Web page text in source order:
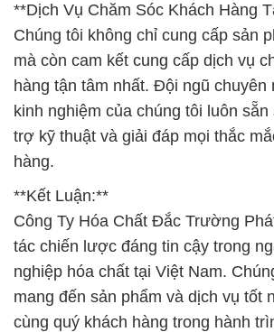
**Dịch Vụ Chăm Sóc Khách Hàng
Chúng tôi không chỉ cung cấp sản
mà còn cam kết cung cấp dịch vụ
hàng tận tâm nhất. Đội ngũ chuyên
kinh nghiệm của chúng tôi luôn
trợ kỹ thuật và giải đáp mọi thắc
hàng.
**Kết Luận:**
Công Ty Hóa Chất Đắc Trường
tác chiến lược đáng tin cậy trong
nghiệp hóa chất tại Việt Nam.
mang đến sản phẩm và dịch vụ tốt
cùng quý khách hàng trong hành